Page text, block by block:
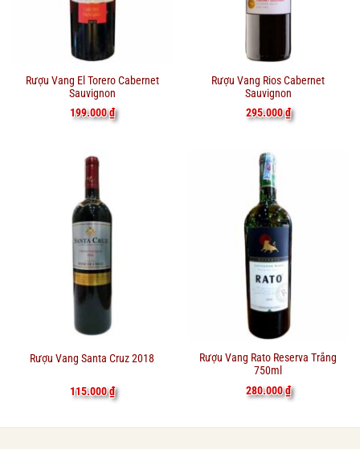
Rượu Vang El Torero Cabernet
Sauvignon
199.000₫
Rượu Vang Rios Cabernet
Sauvignon
295.000₫
Rượu Vang Santa Cruz 2018
115.000₫
Rượu Vang Rato Reserva Trắng
750ml
280.000₫